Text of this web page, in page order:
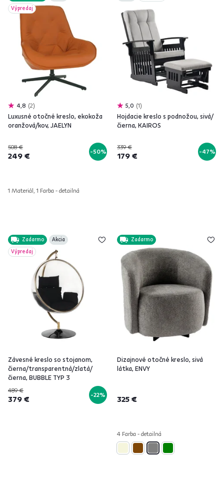
Výpredaj
4,8 2
Luxusné otočné kreslo, ekokoža
oranžová/kov, JAELYN
508 €
249 € -50%
1 Materiál, 1 Farba - detailná
5,0 1
Hojdacie kreslo s podnožou, sivá/
čierna, KAIROS
339 €
179 € -47%
Zadarmo
Akcia
Výpredaj
Závesné kreslo so stojanom,
čierna/transparentná/zlatá/
čierna, BUBBLE TYP 3
489 €
379 € -22%
Zadarmo
Dizajnové otočné kreslo, sivá
látka, ENVY
325 €
4 Farba - detailná